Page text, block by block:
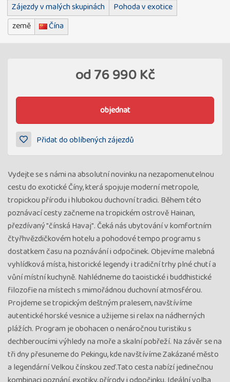
Zájezdy v malých skupinách
Pohoda v exotice
země
Čína
od76 990 Kč
objednat
Přidat do oblíbených zájezdů
Vydejte se s námi na absolutní novinku na nezapomenutelnou
cestu do exotické Číny, která spojuje moderní metropole,
tropickou přírodu i hlubokou duchovní tradici. Během této
poznávací cesty začneme na tropickém ostrově Hainan,
přezdívaný "čínská Havaj". Čeká nás ubytování v komfortním
čtyřhvězdičkovém hotelu a pohodové tempo programu s
dostatkem času na poznávání i odpočinek. Objevíme malebná
vyhlídková místa, historické legendy i tradiční trhy plné chutí a
vůní místní kuchyně. Nahlédneme do taoistické i buddhistické
filozofie na místech s mimořádnou duchovní atmosférou.
Projdeme se tropickým deštným pralesem, navštívíme
autentické horské vesnice a užijeme si relax na nádherných
plážích. Program je obohacen o nenáročnou turistiku s
dechberoucími výhledy na moře a skalní pobřeží. Na závěr se na
tři dny přesuneme do Pekingu, kde navštívíme Zakázané město
a legendární Velkou čínskou zeď.Tato cesta nabízí jedinečnou